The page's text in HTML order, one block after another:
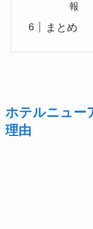
報
まとめ
ホテルニュー
理由